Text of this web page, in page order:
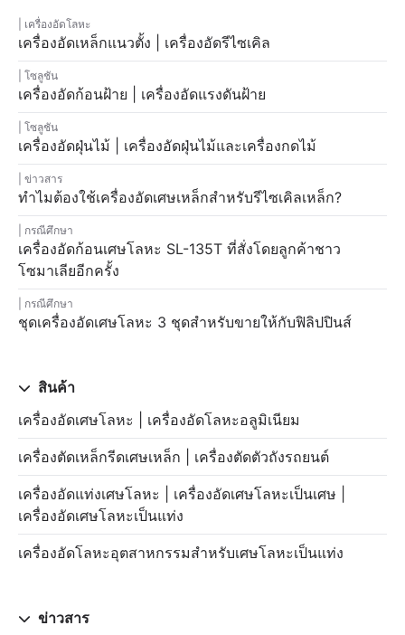
เครื่องอัดโลหะ
เครื่องอัดเหล็กแนวตั้ง | เครื่องอัดรีไซเคิล
โซลูชัน
เครื่องอัดก้อนฝ้าย | เครื่องอัดแรงดันฝ้าย
โซลูชัน
เครื่องอัดฝุ่นไม้ | เครื่องอัดฝุ่นไม้และเครื่องกดไม้
ข่าวสาร
ทำไมต้องใช้เครื่องอัดเศษเหล็กสำหรับรีไซเคิลเหล็ก?
กรณีศึกษา
เครื่องอัดก้อนเศษโลหะ SL-135T ที่สั่งโดยลูกค้าชาว
โซมาเลียอีกครั้ง
กรณีศึกษา
ชุดเครื่องอัดเศษโลหะ 3 ชุดสำหรับขายให้กับฟิลิปปินส์
สินค้า
เครื่องอัดเศษโลหะ | เครื่องอัดโลหะอลูมิเนียม
เครื่องตัดเหล็กรีดเศษเหล็ก | เครื่องตัดตัวถังรถยนต์
เครื่องอัดแท่งเศษโลหะ | เครื่องอัดเศษโลหะเป็นเศษ |
เครื่องอัดเศษโลหะเป็นแท่ง
เครื่องอัดโลหะอุตสาหกรรมสำหรับเศษโลหะเป็นแท่ง
ข่าวสาร